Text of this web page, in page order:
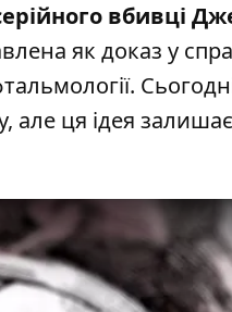
вбивці
​​як доказ у
але ця ідея